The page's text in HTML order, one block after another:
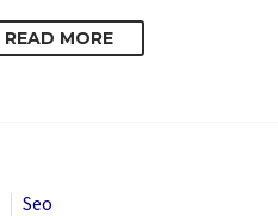
READ MORE
Seo